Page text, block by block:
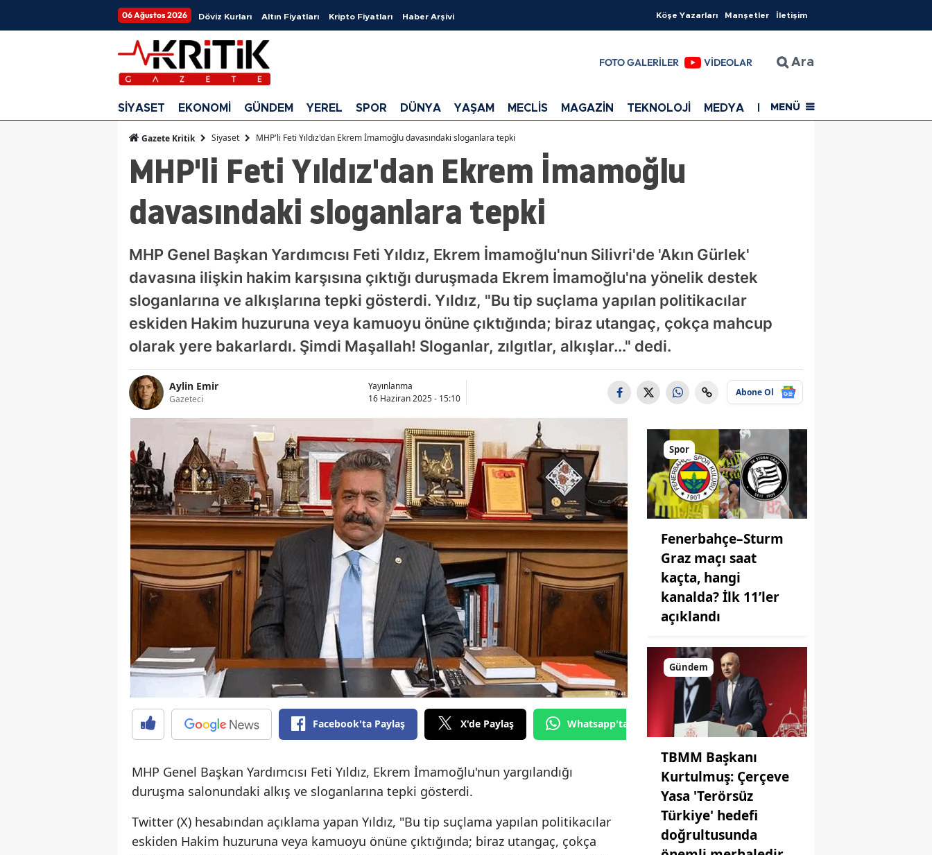
06 Ağustos 2026 Döviz Kurları Altın Fiyatları Kripto Fiyatları Haber Arşivi Köşe Yazarları Manşetler İletişim
FOTO GALERİLER VİDEOLAR Ara
SİYASET EKONOMİ GÜNDEM YEREL SPOR DÜNYA YAŞAM MECLİS MAGAZİN TEKNOLOJİ MEDYA EĞİTİM SAĞLIK
MENÜ
Gazete Kritik Siyaset MHP'li Feti Yıldız'dan Ekrem İmamoğlu davasındaki sloganlara tepki
MHP'li Feti Yıldız'dan Ekrem İmamoğlu
davasındaki sloganlara tepki
MHP Genel Başkan Yardımcısı Feti Yıldız, Ekrem İmamoğlu'nun Silivri'de 'Akın Gürlek'
davasına ilişkin hakim karşısına çıktığı duruşmada Ekrem İmamoğlu'na yönelik destek
sloganlarına ve alkışlarına tepki gösterdi. Yıldız, "Bu tip suçlama yapılan politikacılar
eskiden Hakim huzuruna veya kamuoyu önüne çıktığında; biraz utangaç, çokça mahcup
olarak yere bakarlardı. Şimdi Maşallah! Sloganlar, zılgıtlar, alkışlar..." dedi.
Aylin Emir
Gazeteci
Yayınlanma
16 Haziran 2025 - 15:10
Abone Ol
Facebook'ta Paylaş X'de Paylaş Whatsapp'tan Gönder
MHP Genel Başkan Yardımcısı Feti Yıldız, Ekrem İmamoğlu'nun yargılandığı
duruşma salonundaki alkış ve sloganlarına tepki gösterdi.
Twitter (X) hesabından açıklama yapan Yıldız, "Bu tip suçlama yapılan politikacılar
eskiden Hakim huzuruna veya kamuoyu önüne çıktığında; biraz utangaç, çokça
Spor
Fenerbahçe–Sturm
Graz maçı saat
kaçta, hangi
kanalda? İlk 11’ler
açıklandı
Gündem
TBMM Başkanı
Kurtulmuş: Çerçeve
Yasa 'Terörsüz
Türkiye' hedefi
doğrultusunda